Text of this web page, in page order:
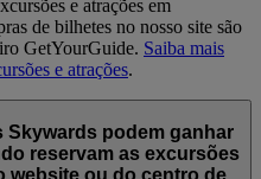
e atrações em
de bilhetes no nosso site são
GetYourGuide. Saiba mais
e atrações.
Skywards podem ganhar
reservam as excursões
website ou do centro de